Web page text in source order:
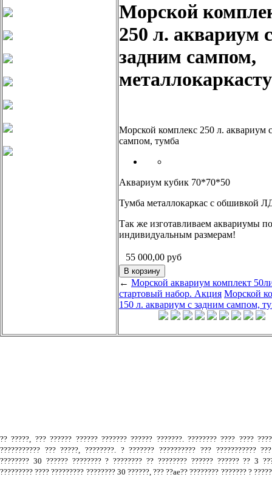
Морской
250 л. аквариум с
задним сампом,
Морской комплекс 250 л. аквариум
сампом, тумба
Аквариум кубик 70*70*50
Тумба металлокаркас с обшивкой
Так же изготавливаем аквариумы по
индивидуальным размерам!
55 000,00 руб
← Морской аквариум комплект
стартовый набор. Акция Морской
150 л. аквариум с задним сампом,
?? ?????, ??? ?????? ?????? ??????? ?????? ???????. ???????? ???? ????
??????????? ??? ?????, ????????. ? ??????? ?????????? ??? ???????????
???????? 30 ?????? ???????? ? ???????? ?? ???????? ?????? ?????? ?? 3
????????? ???? ????????? ???????? 30 ??????, ??? ??ae?? ???????? ??????? ?